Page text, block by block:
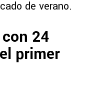
de verano.
24
primer